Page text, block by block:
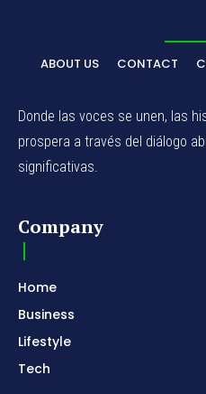
ABOUT US CONTACT
Donde las voces se unen, las
prospera a través del diálogo
significativas.
Company
Home
Business
Lifestyle
Tech